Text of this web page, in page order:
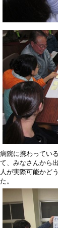
病院に携わってい
て、みなさんから
人が実際可能かど
た。